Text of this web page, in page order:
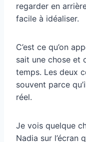
regarder en
facile à idéaliser.
C’est ce qu’on
sait une chose et
temps. Les deux
souvent parce
réel.
Je vois quelque
Nadia sur l’écran